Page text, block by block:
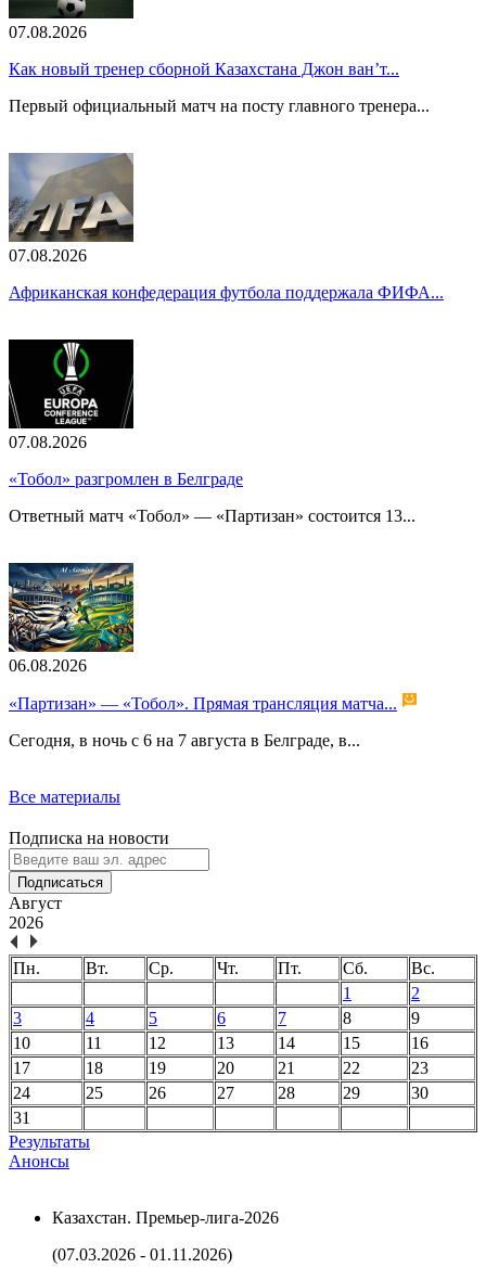
07.08.2026
Как новый тренер сборной Казахстана Джон ван’т...
Первый официальный матч на посту главного тренера...
07.08.2026
Африканская конфедерация футбола поддержала ФИФА...
07.08.2026
«Тобол» разгромлен в Белграде
Ответный матч «Тобол» — «Партизан» состоится 13...
06.08.2026
«Партизан» — «Тобол». Прямая трансляция матча...
Сегодня, в ночь с 6 на 7 августа в Белграде, в...
Все материалы
Подписка на новости
Подписаться
Август
2026
Пн. Вт. Ср. Чт. Пт. Сб.
Вс.
1
2
3
4 5 6 7 8
9
10
11 12 13 14 15
16
17
18 19 20 21 22
23
24
25 26 27 28 29
30
31
Результаты
Анонсы
Казахстан. Премьер-лига-2026
(07.03.2026 - 01.11.2026)